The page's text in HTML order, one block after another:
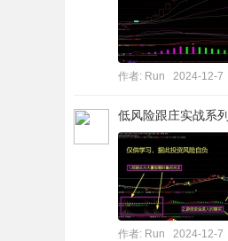
指
标
作者: Run 2024-12-7
低风险跟庄实战系列
作者: Run 2024-12-7